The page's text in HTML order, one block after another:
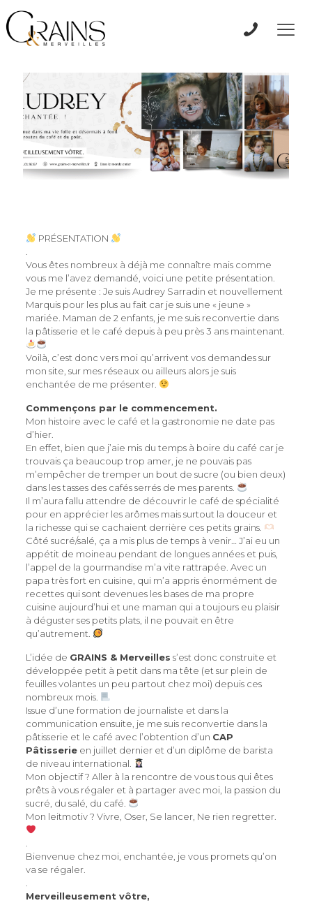
PRÉSENTATION
Vous êtes nombreux à déjà me connaître mais comme
vous me l’avez demandé, voici une petite présentation.
Je me présente : Je suis Audrey Sarradin et nouvellement
Marquis pour les plus au fait car je suis une « jeune »
mariée. Maman de 2 enfants, je me suis reconvertie dans
la pâtisserie et le café depuis à peu près 3 ans maintenant.
Voilà, c’est donc vers moi qu’arrivent vos demandes sur
mon site, sur mes réseaux ou ailleurs alors je suis
enchantée de me présenter.
Commençons par le commencement.
Mon histoire avec le café et la gastronomie ne date pas
d’hier.
En effet, bien que j’aie mis du temps à boire du café car je
trouvais ça beaucoup trop amer, je ne pouvais pas
m’empêcher de tremper un bout de sucre (ou bien deux)
dans les tasses des cafés serrés de mes parents.
Il m’aura fallu attendre de découvrir le café de spécialité
pour en apprécier les arômes mais surtout la douceur et
la richesse qui se cachaient derrière ces petits grains.
Côté sucré/salé, ça a mis plus de temps à venir… J’ai eu un
appétit de moineau pendant de longues années et puis,
l’appel de la gourmandise m’a vite rattrapée. Avec un
papa très fort en cuisine, qui m’a appris énormément de
recettes qui sont devenues les bases de ma propre
cuisine aujourd’hui et une maman qui a toujours eu plaisir
à déguster ses petits plats, il ne pouvait en être
qu’autrement.
L’idée de GRAINS & Merveilles s’est donc construite et
développée petit à petit dans ma tête (et sur plein de
feuilles volantes un peu partout chez moi) depuis ces
nombreux mois.
Issue d’une formation de journaliste et dans la
communication ensuite, je me suis reconvertie dans la
pâtisserie et le café avec l’obtention d’un CAP
Pâtisserieen juillet dernier et d’un diplôme de barista
de niveau international.
Mon objectif ? Aller à la rencontre de vous tous qui êtes
prêts à vous régaler et à partager avec moi, la passion du
sucré, du salé, du café.
Mon leitmotiv ? Vivre, Oser, Se lancer, Ne rien regretter.
Bienvenue chez moi, enchantée, je vous promets qu’on
va se régaler.
Merveilleusement vôtre,